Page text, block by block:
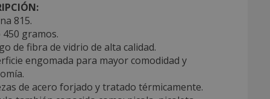
815.
450 gramos.
de fibra de vidrio de alta calidad.
engomada para mayor comodidad y
de acero forjado y tratado térmicamente.